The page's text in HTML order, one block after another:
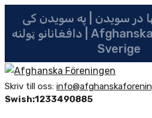
در سویدن | په سویدن کی
دافغانانو ټولنه | Afghanska Föreningen i
Sverige
Skriv till oss:
Swish:1233490885